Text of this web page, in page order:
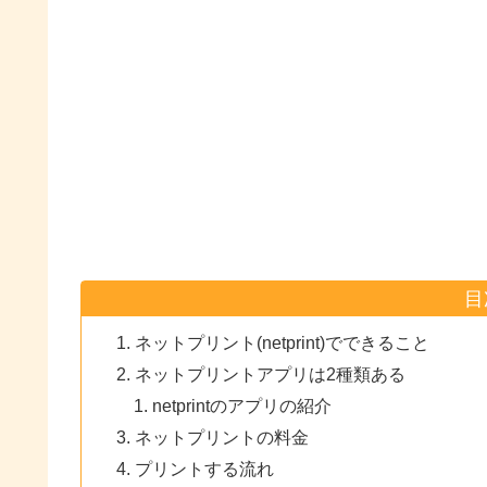
ネットプリント(netprint)でできること
ネットプリントアプリは2種類ある
netprintのアプリの紹介
ネットプリントの料金
プリントする流れ